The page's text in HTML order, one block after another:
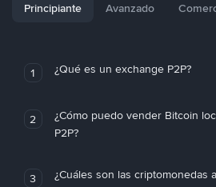
Principiante Avanzado
1 ¿Qué es un exchange P2P?
2
¿Cómo puedo vender Bitcoin
P2P?
3
¿Cuáles son las criptomonedas